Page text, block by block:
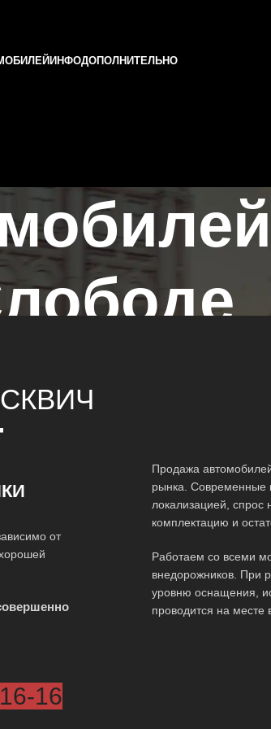
ИНФОДОПОЛНИТЕЛЬНО
от
16
Продажа
рынка. Современные
локализацией, спрос
комплектацию и
Работаем со всеми
внедорожников. При
уровню оснащения,
проводится на месте